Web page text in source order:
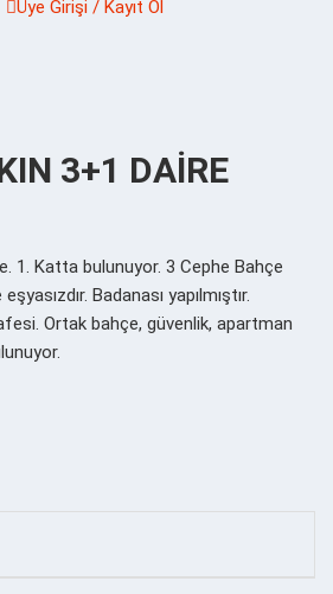
Üye Girişi / Kayıt Ol
3+1 DAİRE
1. Katta bulunuyor. 3 Cephe Bahçe
Badanası yapılmıştır.
Ortak bahçe, güvenlik, apartman